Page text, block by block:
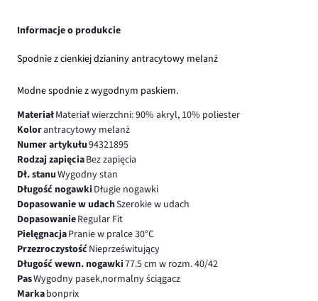
Informacje o produkcie
Spodnie z cienkiej dzianiny antracytowy melanż
Modne spodnie z wygodnym paskiem.
MateriałMateriał wierzchni: 90% akryl, 10% poliester
Kolorantracytowy melanż
Numer artykułu94321895
Rodzaj zapięciaBez zapięcia
Dł. stanuWygodny stan
Długość nogawki Długie nogawki
Dopasowanie w udachSzerokie w udach
DopasowanieRegular Fit
PielęgnacjaPranie w pralce 30°C
PrzezroczystośćNieprześwitujący
Długość wewn. nogawki77.5 cm w rozm. 40/42
PasWygodny pasek,normalny ściągacz
Markabonprix